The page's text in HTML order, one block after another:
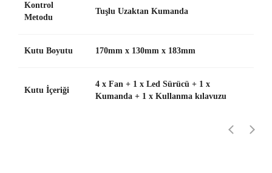
Kontrol
Metodu
Tuşlu Uzaktan Kumanda
Kutu Boyutu 170mm x 130mm x 183mm
Kutu İçeriği
4 x Fan + 1 x Led Sürücü + 1 x
Kumanda + 1 x Kullanma kılavuzu